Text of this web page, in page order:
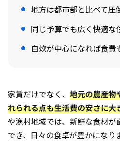
地方で理想の一人暮らし
地方は都市部と比べて圧
同じ予算でも広く快適な
自炊が中心になれば食費
家賃だけでなく、 地元の農産物
れられる点も生活費の安さに大
や漁村地域では、新鮮な食材
でき、日々の食卓が豊かになり